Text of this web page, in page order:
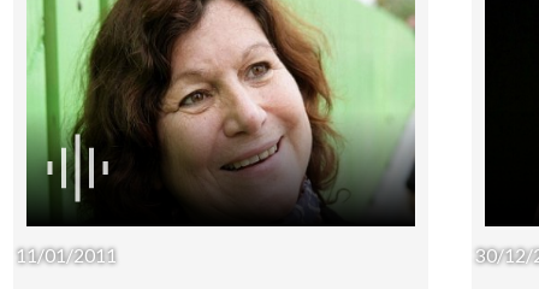
11/01/2011 30/12/